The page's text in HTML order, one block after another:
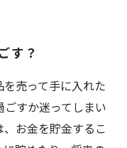
す？
売って手に入れた
すか迷ってしまい
お金を貯金するこ